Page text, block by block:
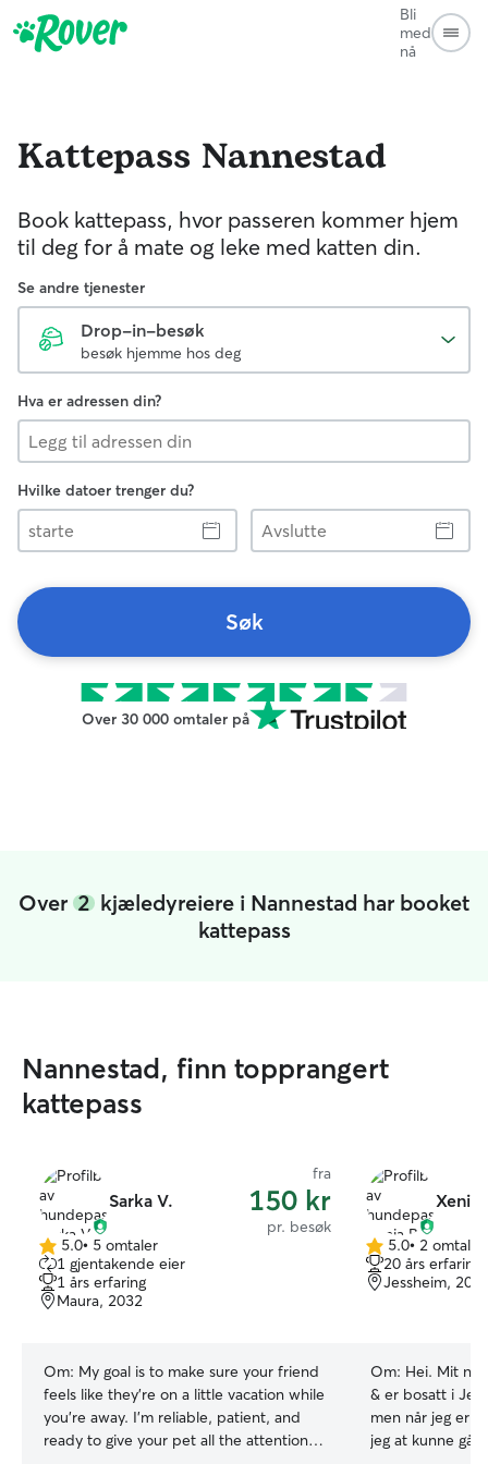
Bli
med
nå
Kattepass Nannestad
Book kattepass, hvor passeren kommer hjem
til deg for å mate og leke med katten din.
Se andre tjenester
Drop-in-besøk
besøk hjemme hos deg
Hva er adressen din?
Hvilke datoer trenger du?
starte
Avslutte
Søk
Over 30 000 omtaler på
Over 2 kjæledyreiere i Nannestad har booket
kattepass
Nannestad, finn topprangert
kattepass
Sarka V.
fra
150 kr
pr. besøk
5.0
av
5
stjerner
5.0• 5 omtaler
1 gjentakende eier
1 års erfaring
Maura, 2032
Om: My goal is to make sure your friend
feels like they’re on a little vacation while
you’re away. I’m reliable, patient, and
ready to give your pet all the attention
Xenia
5.0
av
5
5.0• 2 omtaler
20 års erfaring
Jessheim,
Om: Hei. Mit navn er Xenia, jeg er 31 år
& er bosatt i
men når jeg er
jeg at kunne gå